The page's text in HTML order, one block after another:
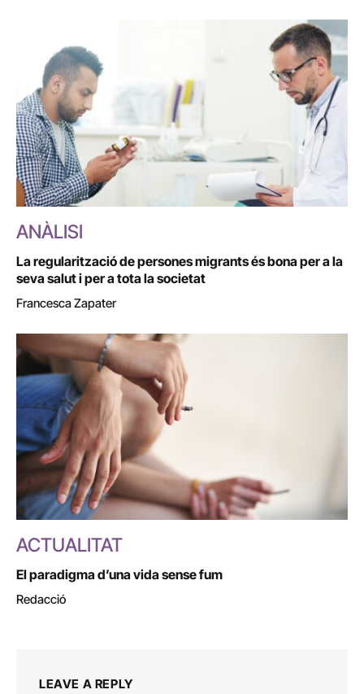
ANÀLISI
La regularització de persones migrants és bona per a la
seva salut i per a tota la societat
Francesca Zapater
ACTUALITAT
El paradigma d’una vida sense fum
Redacció
LEAVE A REPLY